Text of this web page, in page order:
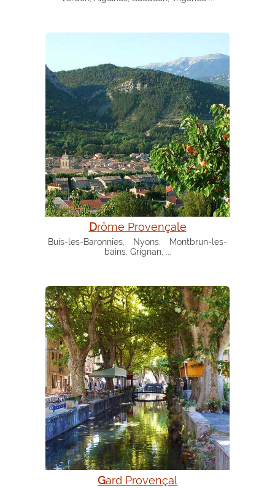
Drôme Provençale
Buis-les-Baronnies, Nyons, Montbrun-les-
bains, Grignan, ...
Gard Provençal